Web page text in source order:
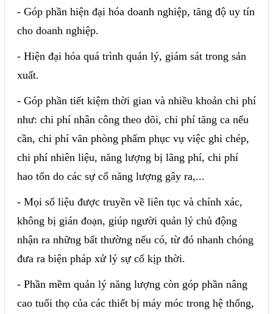
- Góp phần hiện đại hóa doanh nghiệp, tăng độ uy tín
cho doanh nghiệp.
- Hiện đại hóa quá trình quản lý, giám sát trong sản
xuất.
- Góp phần tiết kiệm thời gian và nhiều khoản chi phí
như: chi phí nhân công theo dõi, chi phí tăng ca nếu
cần, chi phí văn phòng phẩm phục vụ việc ghi chép,
chi phí nhiên liệu, năng lượng bị lãng phí, chi phí
hao tổn do các sự cố năng lượng gây ra,...
- Mọi số liệu được truyền về liên tục và chính xác,
không bị gián đoạn, giúp người quản lý chủ động
nhận ra những bất thường nếu có, từ đó nhanh chóng
đưa ra biện pháp xử lý sự cố kịp thời.
- Phần mềm quản lý năng lượng còn góp phần nâng
cao tuổi thọ của các thiết bị máy móc trong hệ thống,